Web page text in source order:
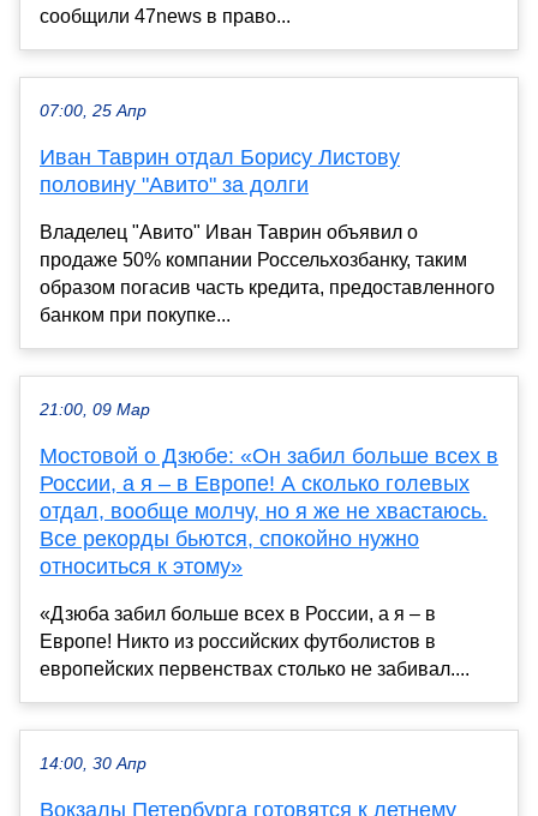
сообщили 47news в право...
07:00, 25 Апр
Иван Таврин отдал Борису Листову
половину "Авито" за долги
Владелец "Авито" Иван Таврин объявил о
продаже 50% компании Россельхозбанку, таким
образом погасив часть кредита, предоставленного
банком при покупке...
21:00, 09 Мар
Мостовой о Дзюбе: «Он забил больше всех в
России, а я – в Европе! А сколько голевых
отдал, вообще молчу, но я же не хвастаюсь.
Все рекорды бьются, спокойно нужно
относиться к этому»
«Дзюба забил больше всех в России, а я – в
Европе! Никто из российских футболистов в
европейских первенствах столько не забивал....
14:00, 30 Апр
Вокзалы Петербурга готовятся к летнему